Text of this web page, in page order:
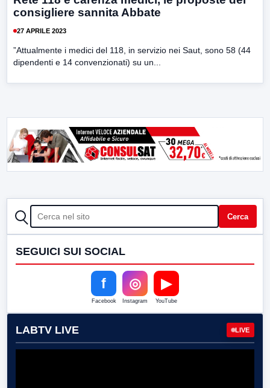
consigliere sannita Abbate
27 APRILE 2023
”Attualmente i medici del 118, in servizio nei Saut, sono 58 (44
dipendenti e 14 convenzionati) su un...
CERCA Cerca
SEGUICI SUI SOCIAL
f
Facebook
◎
Instagram
▶
YouTube
LABTV LIVE LIVE